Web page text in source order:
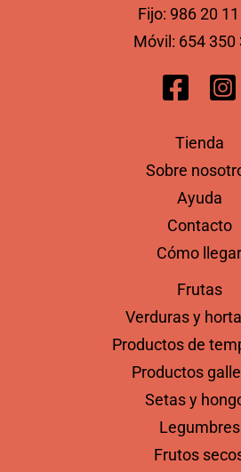
Fijo: 986 20
Móvil: 654 350
Tienda
Sobre
Ayuda
Contacto
Cómo llegar
Frutas
Verduras y
Productos de
Productos
Setas y
Legumbres
Frutos